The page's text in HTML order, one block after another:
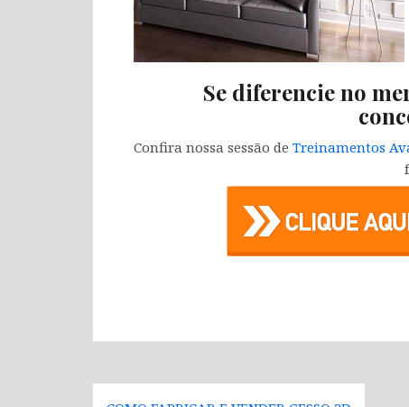
Se diferencie no
Confira nossa sessão de Treinamentos
Navegação